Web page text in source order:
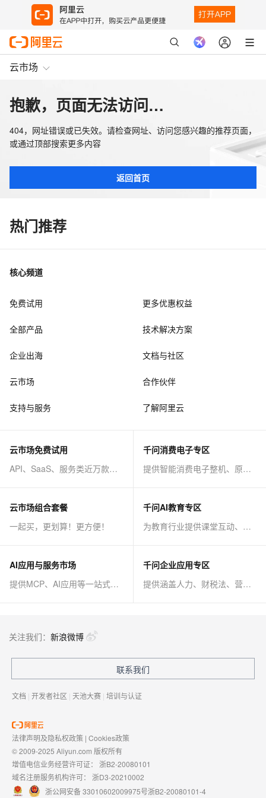
云市场
抱歉，页面无法访问…
404，网址错误或已失效。请检查网址、访问您感兴趣的推荐页面，
或通过顶部搜索更多内容
返回首页
热门推荐
核心频道
免费试用 更多优惠权益
全部产品 技术解决方案
企业出海 文档与社区
云市场 合作伙伴
支持与服务 了解阿里云
云市场免费试用
API、SaaS、服务类近万款商品免费试！
千问消费电子专区
提供智能消费电子整机、原子能力等AI方案
云市场组合套餐
一起买，更划算！更方便！
千问AI教育专区
为教育行业提供课堂互动、课程制作等AI方案
AI应用与服务市场
提供MCP、AI应用等一站式AI解决方案
千问企业应用专区
提供涵盖人力、财税法、营销、客服等AI方案
关注我们： 新浪微博
联系我们
文档 | 开发者社区 | 天池大赛 | 培训与认证
法律声明及隐私权政策 | Cookies政策
© 2009-2025 Aliyun.com 版权所有
增值电信业务经营许可证： 浙B2-20080101
域名注册服务机构许可： 浙D3-20210002
浙公网安备 33010602009975号浙B2-20080101-4